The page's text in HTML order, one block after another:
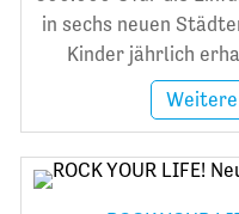
in sechs neuen
Kinder jährlich